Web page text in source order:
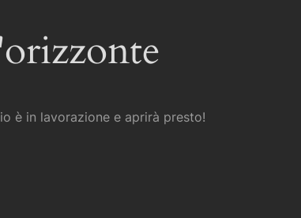
è in lavorazione e aprirà presto!